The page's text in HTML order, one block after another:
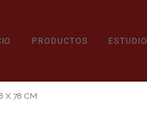
PRODUCTOS ESTUDIO
X 78 CM